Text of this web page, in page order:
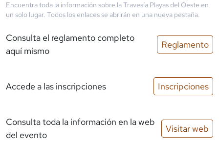
Encuentra toda la información sobre laTravesía Playas del Oeste en
un solo lugar. Todos los enlaces se abrirán en una nueva pestaña.
Consulta el reglamento completo
aquí mismo
Reglamento
Accede a las inscripciones Inscripciones
Consulta toda la información en la web
del evento
Visitar web